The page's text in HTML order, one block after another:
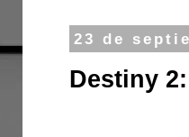
23 de
Destiny